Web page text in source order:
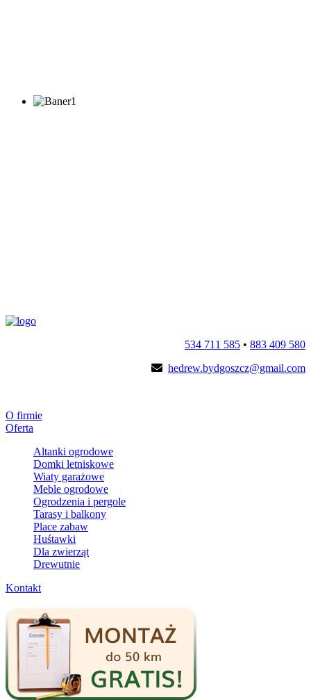
534 711 585 • 883 409 580
hedrew.bydgoszcz@gmail.com
O firmie
Oferta
Altanki ogrodowe
Domki letniskowe
Wiaty garażowe
Meble ogrodowe
Ogrodzenia i pergole
Tarasy i balkony
Place zabaw
Huśtawki
Dla zwierząt
Drewutnie
Kontakt